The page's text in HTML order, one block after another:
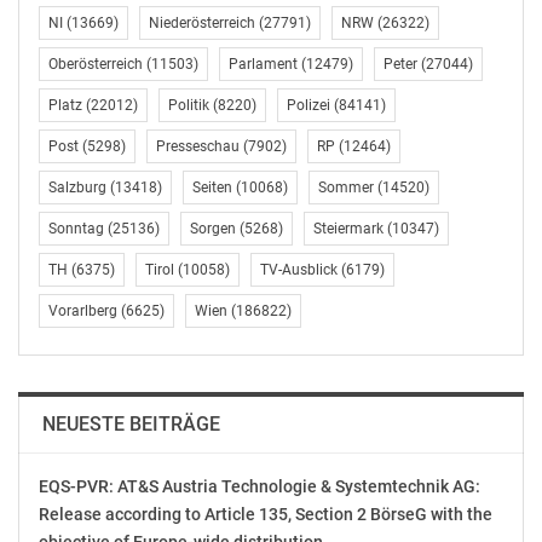
Ebenfalls sportlich geht es am Sonntag in der
Bundeshauptstadt Wien zu. Ab 12:00 Uhr findet die 8.
Radparade statt. Bereits ab 11:15 Uhr werden sich
tausende Radlerinnen und Radler am Ring vor dem
Burgtheater versammeln. Nach dem Startschuss um 12
Uhr werden die Pedalritter über den Ring bis zum
Franz-Josef-Kai fahren. Über die Aspernbrücke und
Aspernbrückengasse sowie Praterstraße geht es zum
Praterstern, der einmal umrundet wird. Dann geht es
über die Praterstraße, Aspernbrücke, Franz-Josefs-Kai
und den Ring zum Rathausplatz, wo ab ca. 14 Uhr die
Schlusskundgebung geplant ist. Im Zuge der Radparade
für längere Zeit gesperrt. Auch die öffentlichen
wird ihren Betrieb bis ca. 14 Uhr einstellen. Autofahrer
können laut ARBÖ lokal über die 2-er-Linie und
NI (13669) Niederösterreich (27791) NRW (26322)
Oberösterreich (11503) Parlament (12479) Peter (27044)
Platz (22012) Politik (8220) Polizei (84141)
Post (5298) Presseschau (7902) RP (12464)
Salzburg (13418) Seiten (10068) Sommer (14520)
Sonntag (25136) Sorgen (5268) Steiermark (10347)
TH (6375) Tirol (10058) TV-Ausblick (6179)
Vorarlberg (6625) Wien (186822)
NEUESTE BEITRÄGE
EQS-PVR: AT&S Austria Technologie & Systemtechnik AG:
Release according to Article 135, Section 2 BörseG with the